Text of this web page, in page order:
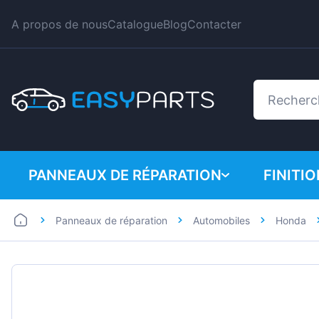
A propos de nousCatalogueBlogContacter
PANNEAUX DE RÉPARATION
Automobiles
BMW
Panneaux de réparation Automobiles Honda